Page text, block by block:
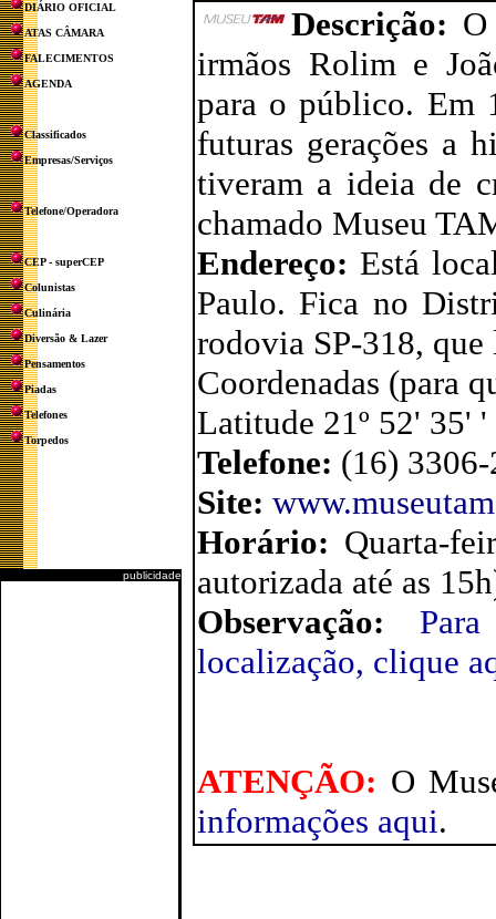
DIÁRIO OFICIAL
ATAS CÂMARA
FALECIMENTOS
AGENDA
Classificados
Empresas/Serviços
Telefone/Operadora
CEP - superCEP
Colunistas
Culinária
Diversão & Lazer
Pensamentos
Piadas
Telefones
Torpedos
publicidade
Descrição:
irmãos Rolim e
para o público. Em
futuras gerações a
tiveram a ideia de
chamado Museu
Endereço: Está
Paulo. Fica no
rodovia SP-318,
Coordenadas (para
Latitude 21º 52' 35'
Telefone: (16)
Site:
Horário: Quarta-
autorizada até as
Observação:
localização, clique
ATENÇÃO: O
informações aqui.